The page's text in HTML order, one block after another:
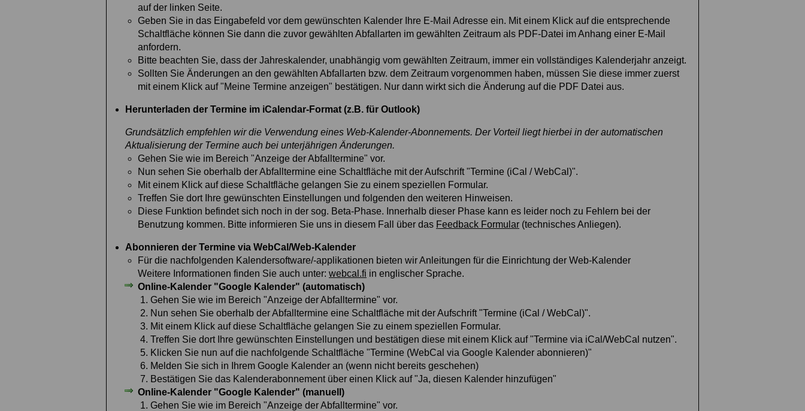
auf der linken Seite.
Geben Sie in das Eingabefeld vor dem gewünschten Kalender Ihre E-Mail Adresse ein. Mit einem Klick auf die entsprechende
Schaltfläche können Sie dann die zuvor gewählten Abfallarten im gewählten Zeitraum als PDF-Datei im Anhang einer E-Mail
anfordern.
Bitte beachten Sie, dass der Jahreskalender, unabhängig vom gewählten Zeitraum, immer ein vollständiges Kalenderjahr anzeigt.
Sollten Sie Änderungen an den gewählten Abfallarten bzw. dem Zeitraum vorgenommen haben, müssen Sie diese immer zuerst
mit einem Klick auf "Meine Termine anzeigen" bestätigen. Nur dann wirkt sich die Änderung auf die PDF Datei aus.
Herunterladen der Termine im iCalendar-Format (z.B. für Outlook)
Grundsätzlich empfehlen wir die Verwendung eines Web-Kalender-Abonnements. Der Vorteil liegt hierbei in der automatischen
Aktualisierung der Termine auch bei unterjährigen Änderungen.
Gehen Sie wie im Bereich "Anzeige der Abfalltermine" vor.
Nun sehen Sie oberhalb der Abfalltermine eine Schaltfläche mit der Aufschrift "Termine (iCal / WebCal)".
Mit einem Klick auf diese Schaltfläche gelangen Sie zu einem speziellen Formular.
Treffen Sie dort Ihre gewünschten Einstellungen und folgenden den weiteren Hinweisen.
Diese Funktion befindet sich noch in der sog. Beta-Phase. Innerhalb dieser Phase kann es leider noch zu Fehlern bei der
Benutzung kommen. Bitte informieren Sie uns in diesem Fall über das Feedback Formular (technisches Anliegen).
Abonnieren der Termine via WebCal/Web-Kalender
Für die nachfolgenden Kalendersoftware/-applikationen bieten wir Anleitungen für die Einrichtung der Web-Kalender
Weitere Informationen finden Sie auch unter: webcal.fi in englischer Sprache.
Online-Kalender "Google Kalender" (automatisch)
Gehen Sie wie im Bereich "Anzeige der Abfalltermine" vor.
Nun sehen Sie oberhalb der Abfalltermine eine Schaltfläche mit der Aufschrift "Termine (iCal / WebCal)".
Mit einem Klick auf diese Schaltfläche gelangen Sie zu einem speziellen Formular.
Treffen Sie dort Ihre gewünschten Einstellungen und bestätigen diese mit einem Klick auf "Termine via iCal/WebCal nutzen".
Klicken Sie nun auf die nachfolgende Schaltfläche "Termine (WebCal via Google Kalender abonnieren)"
Melden Sie sich in Ihrem Google Kalender an (wenn nicht bereits geschehen)
Bestätigen Sie das Kalenderabonnement über einen Klick auf "Ja, diesen Kalender hinzufügen"
Online-Kalender "Google Kalender" (manuell)
Gehen Sie wie im Bereich "Anzeige der Abfalltermine" vor.